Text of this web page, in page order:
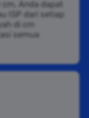
Anda dapat
ISP dari setiap
di cm
semua